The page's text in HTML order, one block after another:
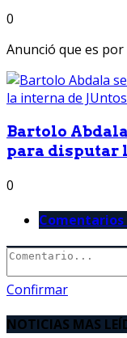
0
Anunció que es
Bartolo
para disputar
0
Confirmar
NOTICIAS MAS